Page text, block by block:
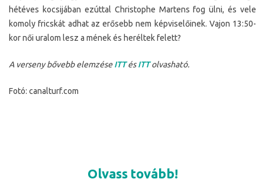
hétéves kocsijában ezúttal Christophe Martens fog ülni, és vele
komoly fricskát adhat az erősebb nem képviselőinek. Vajon 13:50-
kor női uralom lesz a mének és heréltek felett?
A verseny bővebb elemzéseITTésITTolvasható.
Fotó: canalturf.com
Olvass tovább!